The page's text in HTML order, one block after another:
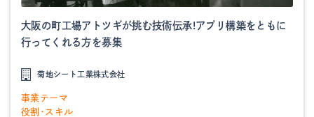
大阪の町工場アトツギが挑む技術伝承!アプリ構築をともに
行ってくれる方を募集
菊地シート工業株式会社
事業テーマ
役割・スキル